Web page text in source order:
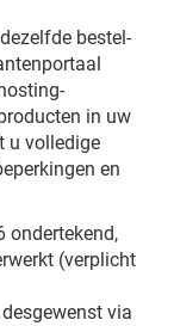
bestel-
in uw
u volledige
en
ondertekend,
(verplicht
via